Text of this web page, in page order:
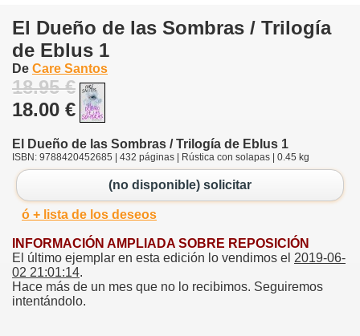
El Dueño de las Sombras / Trilogía
de Eblus 1
De Care Santos
18.95 €
18.00 €
El Dueño de las Sombras / Trilogía de Eblus 1
ISBN: 9788420452685 | 432 páginas | Rústica con solapas | 0.45 kg
(no disponible) solicitar
ó + lista de los deseos
INFORMACIÓN AMPLIADA SOBRE REPOSICIÓN
El último ejemplar en esta edición lo vendimos el 2019-06-
02 21:01:14.
Hace más de un mes que no lo recibimos. Seguiremos
intentándolo.